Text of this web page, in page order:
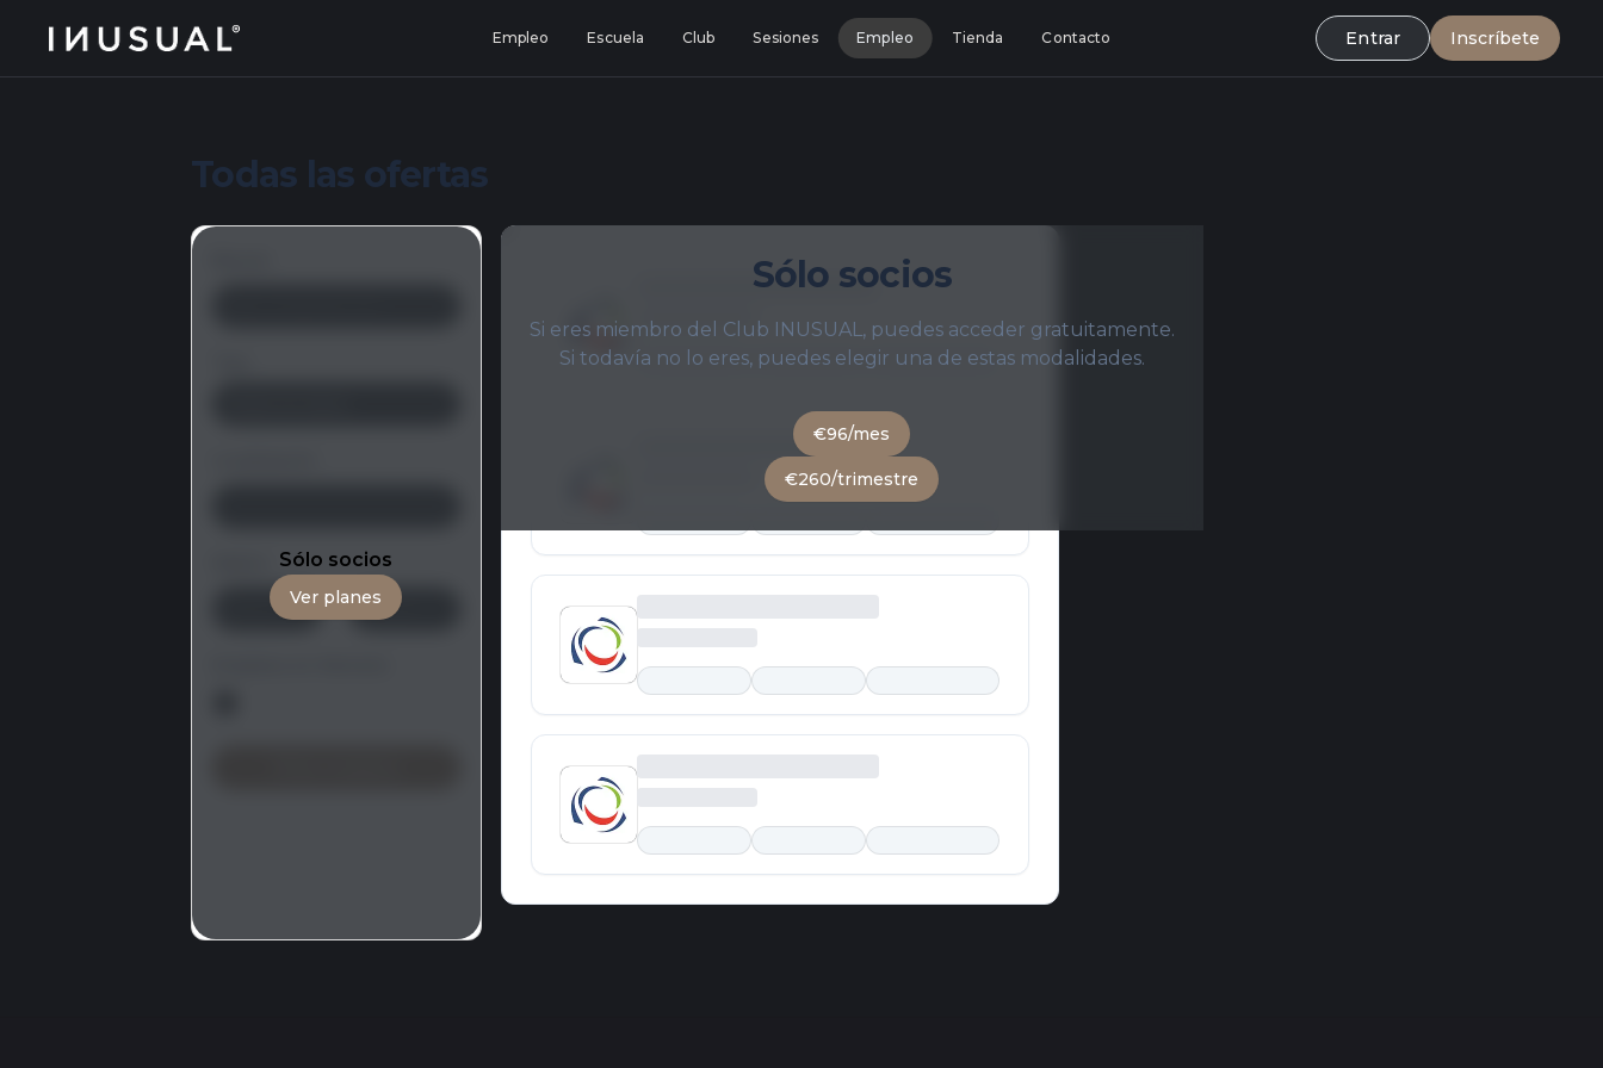
jobs.inusual.com Empleo Escuela Club Sesiones Empleo Tienda Contacto Entrar Inscríbete
Todas las ofertas
Sólo socios
Ver planes
-
Sólo socios
Si eres miembro del Club INUSUAL, puedes acceder gratuitamente.
Si todavía no lo eres, puedes elegir una de estas modalidades.
€96/mes
€260/trimestre